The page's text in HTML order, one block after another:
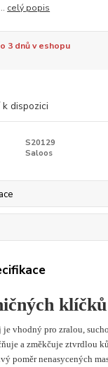
celý popis
3 dnů v eshopu
dispozici
S20129
Saloos
je vhodný pro zralou,
a změkčuje ztvrdlou
poměr nenasycených